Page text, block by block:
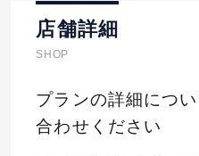
店舗詳細
SHOP
プランの詳細につ
合わせください